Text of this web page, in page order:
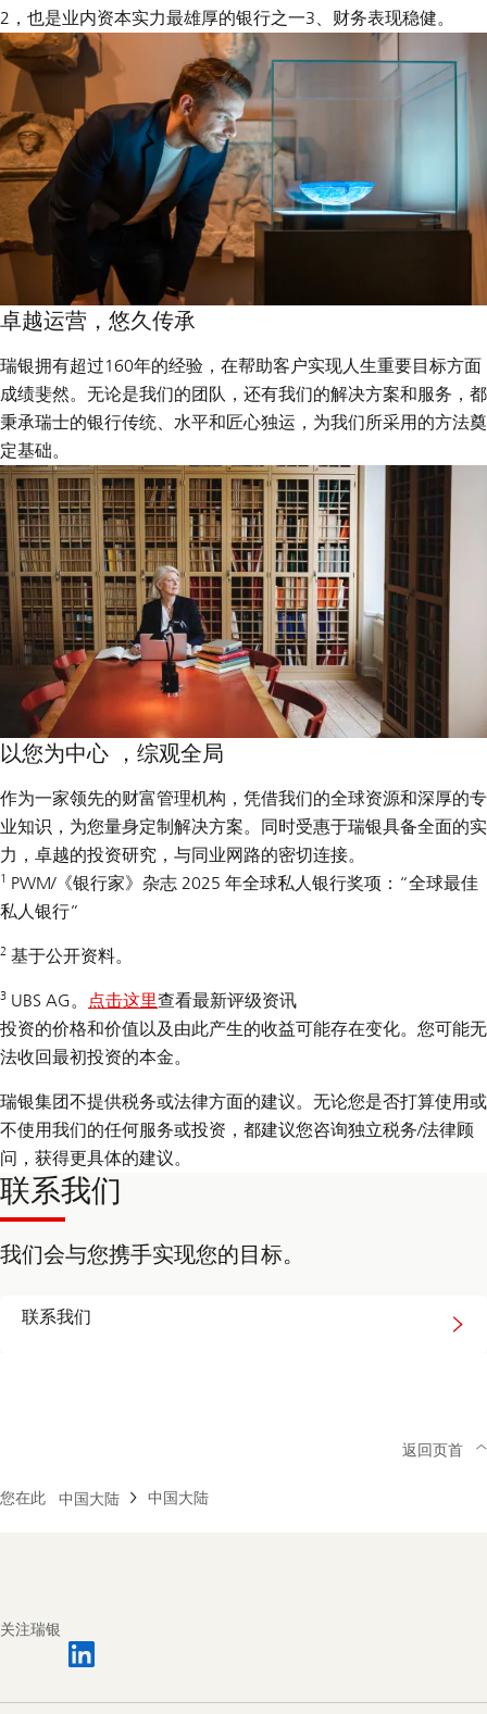
2，也是业内资本实力最雄厚的银行之一3、财务表现稳健。
卓越运营，悠久传承
瑞银拥有超过160年的经验，在帮助客户实现人生重要目标方面
成绩斐然。无论是我们的团队，还有我们的解决方案和服务，都
秉承瑞士的银行传统、水平和匠心独运，为我们所采用的方法奠
定基础。
以您为中心 ，综观全局
作为一家领先的财富管理机构，凭借我们的全球资源和深厚的专
业知识，为您量身定制解决方案。同时受惠于瑞银具备全面的实
力，卓越的投资研究，与同业网路的密切连接。
1 PWM/《银行家》杂志 2025 年全球私人银行奖项：“全球最佳
私人银行”
2 基于公开资料。
3 UBS AG。 点击这里查看最新评级资讯
投资的价格和价值以及由此产生的收益可能存在变化。您可能无
法收回最初投资的本金。
瑞银集团不提供税务或法律方面的建议。无论您是否打算使用或
不使用我们的任何服务或投资，都建议您咨询独立税务/法律顾
问，获得更具体的建议。
联系我们
我们会与您携手实现您的目标。
联系我们
with
您在此 中国大陆 中国大陆
返回页首
关注瑞银